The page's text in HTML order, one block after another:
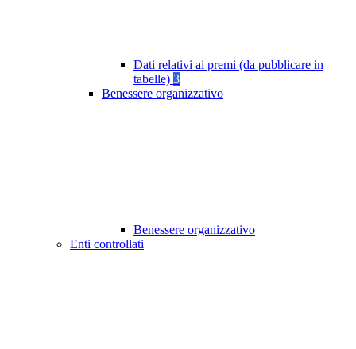
Dati relativi ai premi (da pubblicare in
tabelle) 3
Benessere organizzativo
Benessere organizzativo
Enti controllati